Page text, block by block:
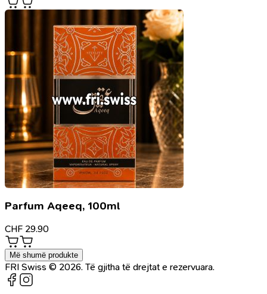
Parfum Aqeeq, 100ml
CHF 29.90
Më shumë produkte
FRI Swiss © 2026. Të gjitha të drejtat e rezervuara.